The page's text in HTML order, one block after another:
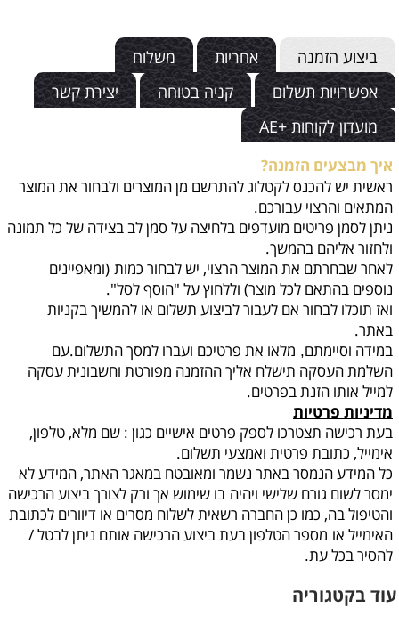
ביצוע הזמנה אחריות
משלוח
אפשרויות תשלום
קניה בטוחה
יצירת קשר
מועדון לקוחות +AE
איך מבצעים הזמנה?
ראשית יש להכנס לקטלוג להתרשם מן המוצרים ולבחור את המוצר
המתאים והרצוי עבורכם.
ניתן לסמן פריטים מועדפים בלחיצה על סמן לב בצידה של כל תמונה
ולחזור אליהם בהמשך.
לאחר שבחרתם את המוצר הרצוי, יש לבחור כמות (ומאפיינים
נוספים בהתאם לכל מוצר) וללחוץ על "הוסף לסל".
ואז תוכלו לבחור אם לעבור לביצוע תשלום או להמשיך בקניות
באתר.
במידה וסיימתם, מלאו את פרטיכם ועברו למסך התשלום.עם
השלמת העסקה תישלח אליך ההזמנה מפורטת וחשבונית עסקה
למייל אותו הזנת בפרטים.
מדיניות פרטיות
בעת רכישה תצטרכו לספק פרטים אישיים כגון : שם מלא, טלפון,
אימייל, כתובת פרטית ואמצעי תשלום.
כל המידע הנמסר באתר נשמר ומאובטח במאגר האתר, המידע לא
ימסר לשום גורם שלישי ויהיה בו שימוש אך ורק לצורך ביצוע הרכישה
והטיפול בה, כמו כן החברה רשאית לשלוח מסרים או דיוורים לכתובת
האימייל או מספר הטלפון בעת ביצוע הרכישה אותם ניתן לבטל /
להסיר בכל עת.
עוד בקטגוריה